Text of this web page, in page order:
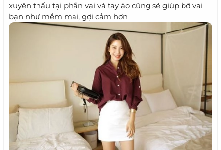
xuyên thấu tại phần vai và tay áo cũng sẽ giúp bờ vai
bạn như mềm mại, gợi cảm hơn